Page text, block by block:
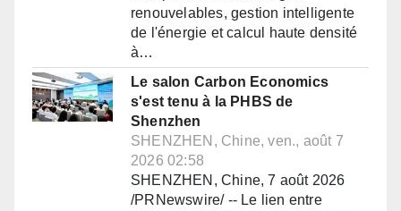
renouvelables, gestion intelligente
de l'énergie et calcul haute densité
à…
Le salon Carbon Economics
s'est tenu à la PHBS de
Shenzhen
SHENZHEN, Chine, ven., août 7
2026 02:58
SHENZHEN, Chine, 7 août 2026
/PRNewswire/ -- Le lien entre